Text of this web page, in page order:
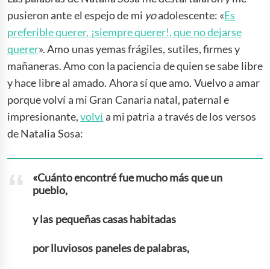
pusieron ante el espejo de mi yoadolescente: «Es
preferible querer, ¡siempre querer!, que no dejarse
querer». Amo unas yemas frágiles, sutiles, firmes y
mañaneras. Amo con la paciencia de quien se sabe libre
y hace libre al amado. Ahora sí que amo. Vuelvo a amar
porque volví a mi Gran Canaria natal, paternal e
impresionante,volvía mi patria a través de los versos
de Natalia Sosa:
«Cuánto encontré fue mucho más que un
pueblo,
y las pequeñas casas habitadas
por lluviosos paneles de palabras,